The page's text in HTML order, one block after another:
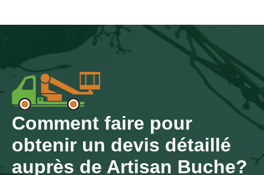
Comment faire pour
obtenir un devis détaillé
auprès de Artisan Buche?